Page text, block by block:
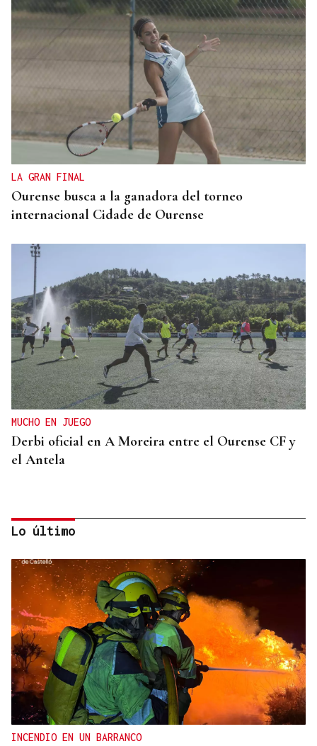
LA GRAN FINAL
Ourense busca a la ganadora del torneo
internacional Cidade de Ourense
MUCHO EN JUEGO
Derbi oficial en A Moreira entre el Ourense CF y
el Antela
DERROTA
Demasiado rival en Barreiro para la UD Ourense
(2-0)
Lo último
INCENDIO EN UN BARRANCO